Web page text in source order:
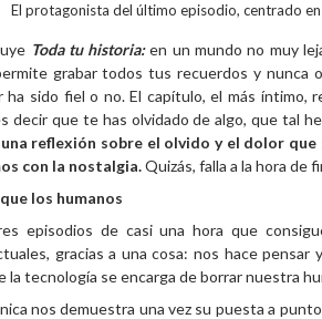
El protagonista del último episodio, centrado
Toda tu historia:en un mundo no muy
grabar todos tus recuerdos y nunca
sido fiel o no. El capítulo, el más íntimo,
decir que te has olvidado de algo, que tal
una reflexión sobre el olvido y el dolor
con la nostalgia.Quizás, falla a la hora de
los humanos
episodios de casi una hora que
gracias a una cosa: nos hace
la tecnología se encarga de borrar nuestra
nos demuestra una vez su puesta a